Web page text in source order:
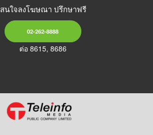
สนใจลงโฆษณา ปรึกษาฟรี
02-262-8888
ต่อ 8615, 8686